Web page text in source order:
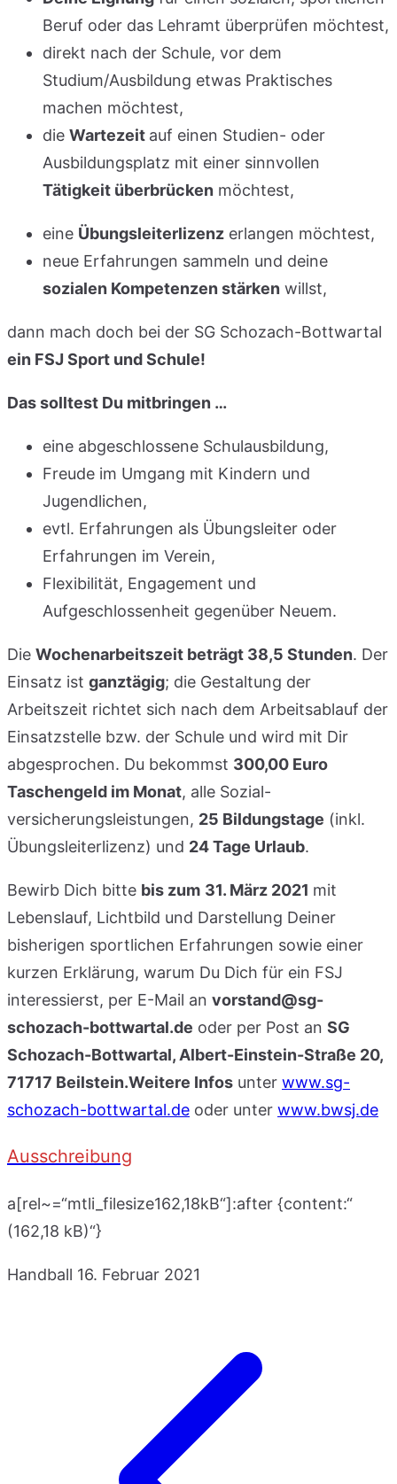
Beruf oder das Lehramt überprüfen möchtest,
direkt nach der Schule, vor dem
Studium/Ausbildung etwas Praktisches
machen möchtest,
die Wartezeit auf einen Studien- oder
Ausbildungsplatz mit einer sinnvollen
Tätigkeit überbrücken möchtest,
eine Übungsleiterlizenz erlangen möchtest,
neue Erfahrungen sammeln und deine
sozialen Kompetenzen stärken willst,
dann mach doch bei der SG Schozach-Bottwartal
ein FSJ Sport und Schule!
Das solltest Du mitbringen …
eine abgeschlossene Schulausbildung,
Freude im Umgang mit Kindern und
Jugendlichen,
evtl. Erfahrungen als Übungsleiter oder
Erfahrungen im Verein,
Flexibilität, Engagement und
Aufgeschlossenheit gegenüber Neuem.
Die Wochenarbeitszeit beträgt 38,5 Stunden. Der
Einsatz ist ganztägig; die Gestaltung der
Arbeitszeit richtet sich nach dem Arbeitsablauf der
Einsatzstelle bzw. der Schule und wird mit Dir
abgesprochen. Du bekommst 300,00 Euro
Taschengeld im Monat, alle Sozial-
versicherungsleistungen, 25 Bildungstage (inkl.
Übungsleiterlizenz) und 24 Tage Urlaub.
Bewirb Dich bitte bis zum 31. März 2021 mit
Lebenslauf, Lichtbild und Darstellung Deiner
bisherigen sportlichen Erfahrungen sowie einer
kurzen Erklärung, warum Du Dich für ein FSJ
interessierst, per E-Mail an vorstand@sg-
schozach-bottwartal.de oder per Post an SG
Schozach-Bottwartal, Albert-Einstein-Straße 20,
71717 Beilstein.Weitere Infos unter www.sg-
schozach-bottwartal.de oder unter www.bwsj.de
Ausschreibung
a[rel~=“mtli_filesize162,18kB“]:after {content:“
(162,18 kB)“}
Handball 16. Februar 2021